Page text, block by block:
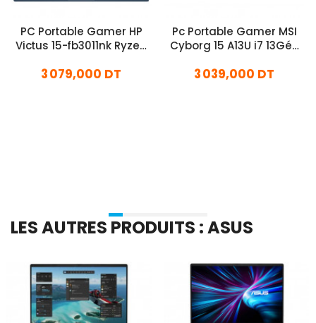
PC Portable Gamer HP
Victus 15-fb3011nk Ryzen
11
3 079,000 DT
Pc Portable Gamer MSI
Cyborg 15 A13U i7 13Gén
Windows 11 Pro
3 039,000 DT
LES AUTRES PRODUITS : ASUS